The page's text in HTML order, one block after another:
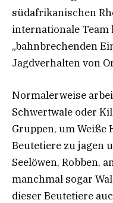
südafrikanischen
internationale Team
„bahnbrechenden
Jagdverhalten von
Normalerweise
Schwertwale oder
Gruppen, um Weiße
Beutetiere zu jagen
Seelöwen, Robben,
manchmal sogar
dieser Beutetiere